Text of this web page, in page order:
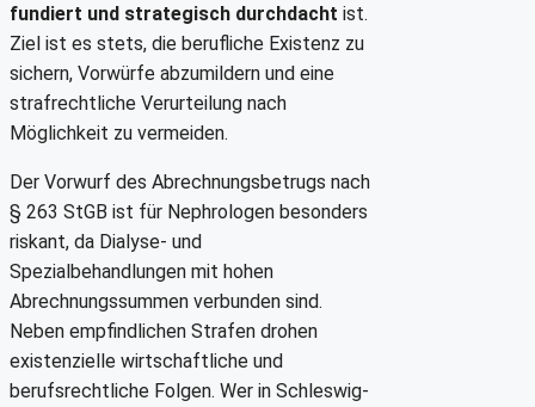
fundiert und strategisch durchdacht ist.
Ziel ist es stets, die berufliche Existenz zu
sichern, Vorwürfe abzumildern und eine
strafrechtliche Verurteilung nach
Möglichkeit zu vermeiden.
Der Vorwurf des Abrechnungsbetrugs nach
§ 263 StGB ist für Nephrologen besonders
riskant, da Dialyse- und
Spezialbehandlungen mit hohen
Abrechnungssummen verbunden sind.
Neben empfindlichen Strafen drohen
existenzielle wirtschaftliche und
berufsrechtliche Folgen. Wer in Schleswig-